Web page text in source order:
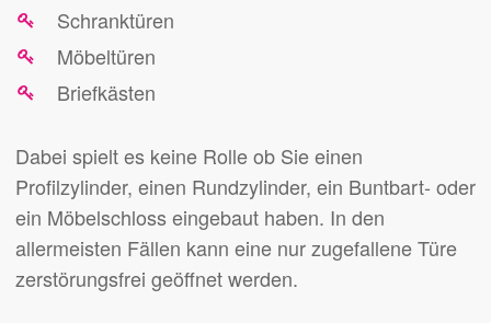
Schranktüren
Möbeltüren
Briefkästen
Dabei spielt es keine Rolle ob Sie einen
Profilzylinder, einen Rundzylinder, ein Buntbart- oder
ein Möbelschloss eingebaut haben. In den
allermeisten Fällen kann eine nur zugefallene Türe
zerstörungsfrei geöffnet werden.